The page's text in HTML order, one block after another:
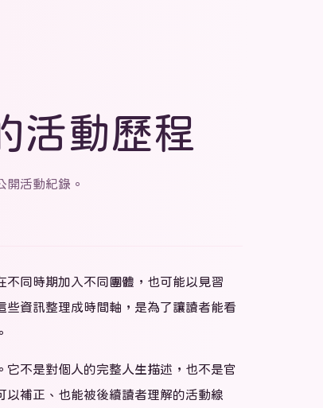
活動歷程
開活動紀錄。
同時期加入不同團體，也可能以見習
資訊整理成時間軸，是為了讓讀者能看
不是對個人的完整人生描述，也不是官
補正、也能被後續讀者理解的活動線